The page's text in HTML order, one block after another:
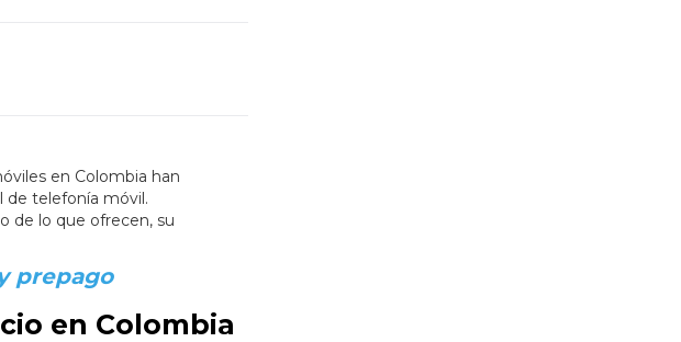
en Colombia han
de telefonía móvil.
de lo que ofrecen, su
prepago
en Colombia